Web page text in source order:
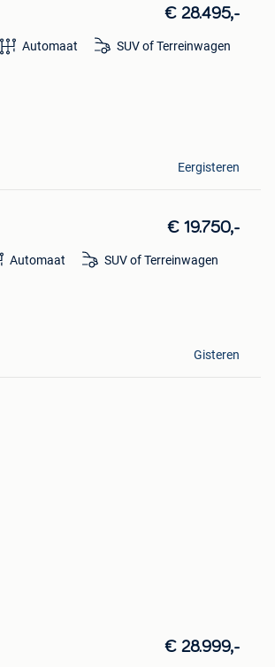
€ 28.495,-
Automaat SUV of Terreinwagen
Eergisteren
€ 19.750,-
Automaat SUV of Terreinwagen
Gisteren
€ 28.999,-